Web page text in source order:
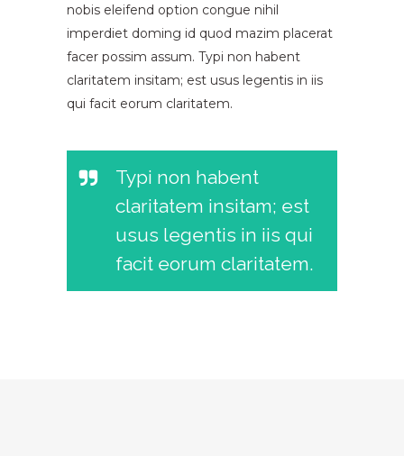
nobis eleifend option congue nihil
imperdiet doming id quod mazim placerat
facer possim assum. Typi non habent
claritatem insitam; est usus legentis in iis
qui facit eorum claritatem.
Typi non habent
claritatem insitam; est
usus legentis in iis qui
facit eorum claritatem.